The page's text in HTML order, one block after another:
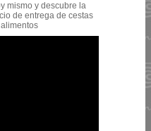
mismo y descubre la
de entrega de cestas